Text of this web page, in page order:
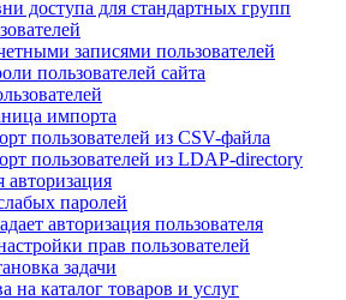
доступа для стандартных групп
записями пользователей
пользователей сайта
импорта
пользователей из CSV-файла
пользователей из LDAP-directory
авторизация
паролей
авторизация пользователя
прав пользователей
задачи
на каталог товаров и услуг